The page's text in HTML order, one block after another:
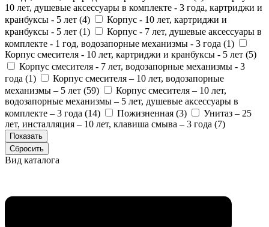
10 лет, душевые аксессуары в комплекте - 3 года, картриджи и
кранбуксы - 5 лет (4)
Корпус - 10 лет, картриджи и
кранбуксы - 5 лет (1)
Корпус - 7 лет, душевые аксессуары в
комплекте - 1 год, водозапорные механизмы - 3 года (1)
Корпус смесителя - 10 лет, картриджи и кранбуксы - 5 лет (5)
Корпус смесителя - 7 лет, водозапорные механизмы - 3
года (1)
Корпус смесителя – 10 лет, водозапорные
механизмы – 5 лет (59)
Корпус смесителя – 10 лет,
водозапорные механизмы – 5 лет, душевые аксессуары в
комплекте – 3 года (14) Пожизненная (3)
Унитаз – 25
лет, инсталляция – 10 лет, клавиша смыва – 3 года (7)
Вид каталога